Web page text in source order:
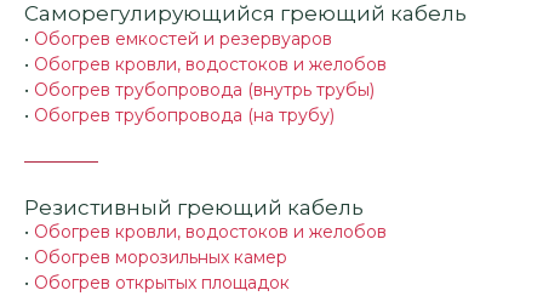
Саморегулирующийся греющий кабель
• Обогрев емкостей и резервуаров
• Обогрев кровли, водостоков и желобов
• Обогрев трубопровода (внутрь трубы)
• Обогрев трубопровода (на трубу)
Резистивный греющий кабель
• Обогрев кровли, водостоков и желобов
• Обогрев морозильных камер
• Обогрев открытых площадок